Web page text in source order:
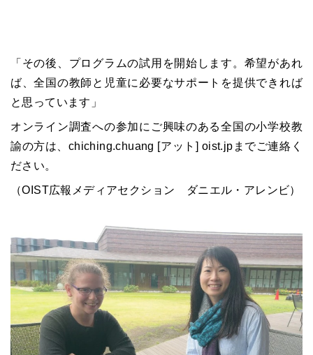
「その後、プログラムの試用を開始します。希望があれ
ば、全国の教師と児童に必要なサポートを提供できれば
と思っています」
オンライン調査への参加にご興味のある全国の小学校教
諭の方は、chiching.chuang [アット] oist.jpまでご連絡く
ださい。
（OIST広報メディアセクション ダニエル・アレンビ）